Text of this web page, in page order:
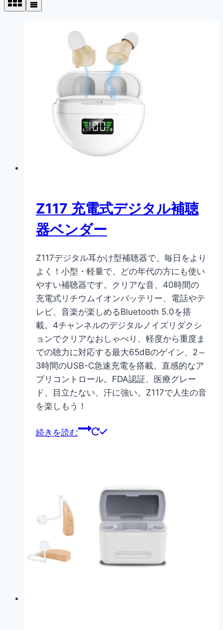
Z117 充電式デジタル補聴
器ベンダー
Z117デジタル耳かけ型補聴器で、毎日をより
よく！小型・軽量で、どの年代の方にも使い
やすい補聴器です。クリアな音、40時間の
充電式リチウムイオンバッテリー、電話やテ
レビ、音楽が楽しめるBluetooth 5.0を搭
載。4チャンネルのデジタルノイズリダクシ
ョンでクリアなおしゃべり、軽度から重度ま
での聴力に対応する最大65dBのゲイン、2～
3時間のUSB-C急速充電を搭載。直感的なア
プリコントロール。FDA認証、医療グレー
ド、目立たない、汗に強い。Z117で人生の音
を楽しもう！
続きを読む